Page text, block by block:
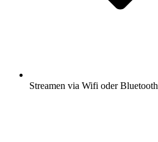
Streamen via Wifi oder Bluetooth